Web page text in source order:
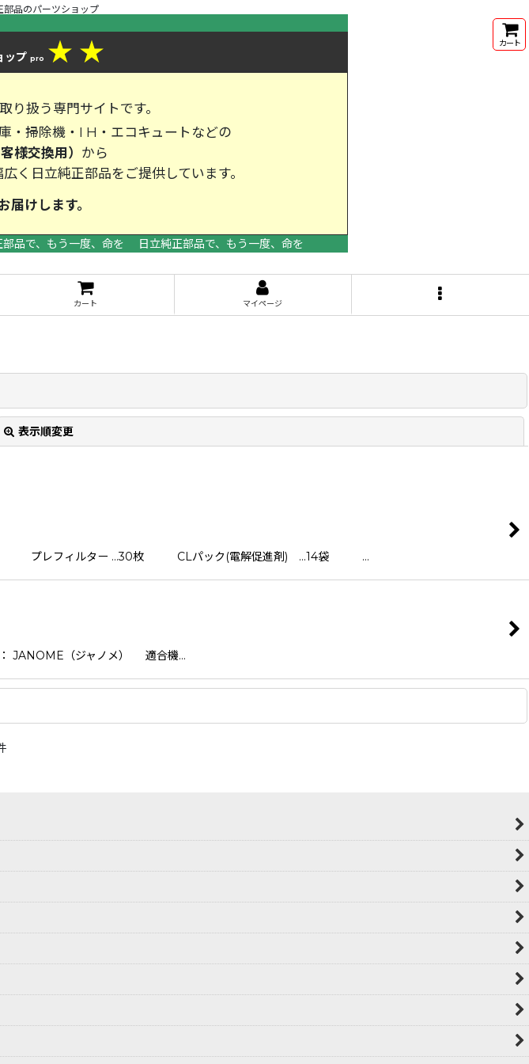
品のパーツショップ
ップ pro ★ ★
り扱う専門サイトです。
・掃除機・I H・エコキュートなどの
様交換用） から
広く日立純正部品をご提供しています。
純正部品をお届けします。
品で、もう一度、命を 日立純正部品で、もう一度、命を
カート
カート マイページ
表示順変更
無料 プレフィルター …30枚 CLパック(電解促進剤) …14袋 …
JANOME（ジャノメ） 適合機…